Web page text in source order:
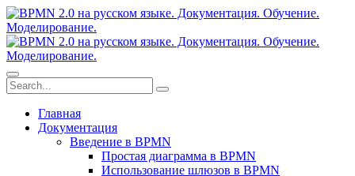
Главная
Документация
Введение в BPMN
Простая диаграмма в BPMN
Использование шлюзов в BPMN